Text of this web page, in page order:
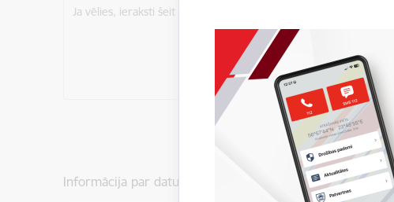
Ja vēlies, ieraksti šeit komentāru
Informācija par datu apstrādi ir atrodama sadaļā: